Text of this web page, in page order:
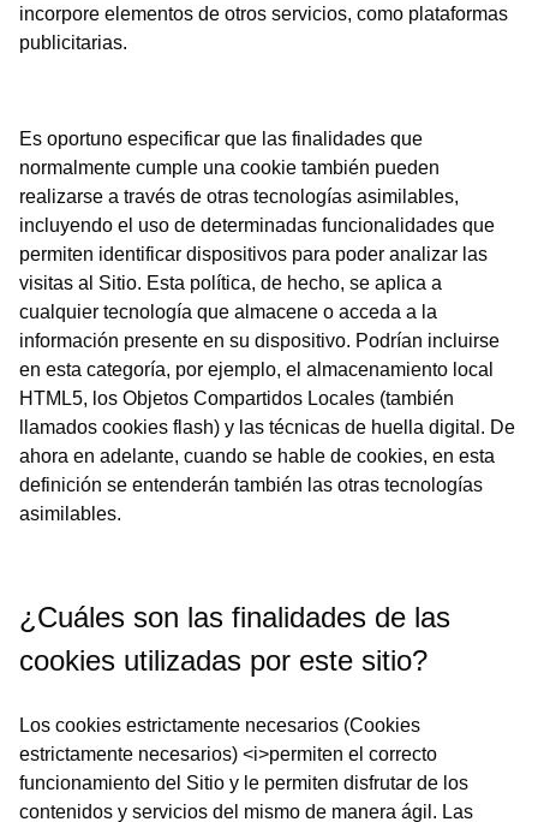
incorpore elementos de otros servicios, como plataformas
publicitarias.
Es oportuno especificar que las finalidades que
normalmente cumple una cookie también pueden
realizarse a través de otras tecnologías asimilables,
incluyendo el uso de determinadas funcionalidades que
permiten identificar dispositivos para poder analizar las
visitas al Sitio. Esta política, de hecho, se aplica a
cualquier tecnología que almacene o acceda a la
información presente en su dispositivo. Podrían incluirse
en esta categoría, por ejemplo, el almacenamiento local
HTML5, los Objetos Compartidos Locales (también
llamados cookies flash) y las técnicas de huella digital. De
ahora en adelante, cuando se hable de cookies, en esta
definición se entenderán también las otras tecnologías
asimilables.
¿Cuáles son las finalidades de las
cookies utilizadas por este sitio?
Los cookies estrictamente necesarios (Cookies
estrictamente necesarios) <i>permiten el correcto
funcionamiento del Sitio y le permiten disfrutar de los
contenidos y servicios del mismo de manera ágil. Las